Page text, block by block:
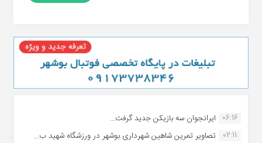
06:16 ایرانجوان سه بازیکن جدید گرفت...
02:11
تصاویر تمرین شاهین شهردارى بوشهر در ورزشگاه شهید ب...